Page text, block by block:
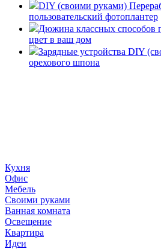
DIY (своими руками)
пользовательский фотоплантер
Дюжина классных способов
цвет в ваш дом
Зарядные устройства DIY
орехового шпона
Кухня
Офис
Мебель
Своими руками
Ванная комната
Освещение
Квартира
Идеи